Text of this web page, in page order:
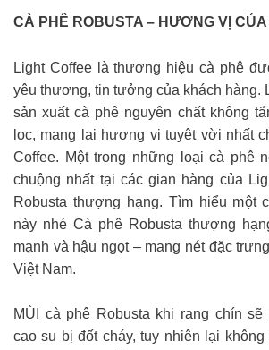
CÀ PHÊ ROBUSTA – HƯƠNG VỊ CỦA
Light Coffee là thương hiệu cà phê
yêu thương, tin tưởng của khách hàng.
sản xuất cà phê nguyên chất không
lọc, mang lại hương vị tuyệt vời nhất
Coffee. Một trong những loại cà phê
chuộng nhất tại các gian hàng của
Robusta thượng hạng. Tìm hiểu một
này nhé Cà phê Robusta thượng
mạnh và hậu ngọt – mang nét đặc
Việt Nam.
MÙI cà phê Robusta khi rang chín sẽ
cao su bị đốt cháy, tuy nhiên lại